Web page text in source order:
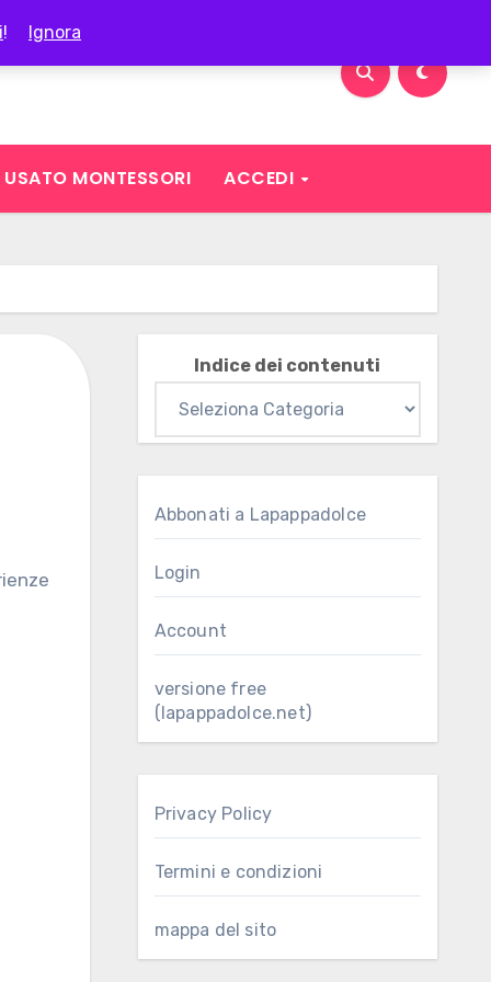
! Ignora
USATO MONTESSORI ACCEDI
Indice dei contenuti
Abbonati a Lapappadolce
Login
Account
versione free
(lapappadolce.net)
Privacy Policy
Termini e condizioni
mappa del sito